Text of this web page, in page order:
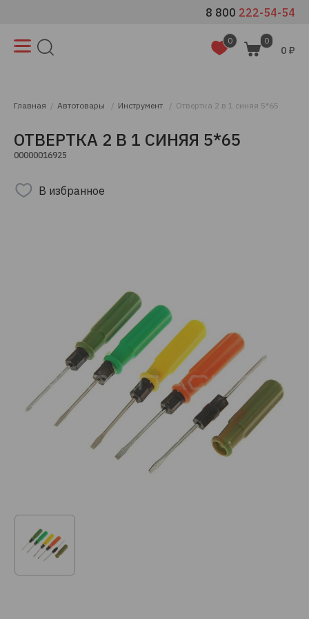
8 800 222-54-54
0 0
0 ₽
Главная Автотовары Инструмент Отвертка 2 в 1 синяя 5*65
ОТВЕРТКА 2 В 1 СИНЯЯ 5*65
00000016925
В избранное